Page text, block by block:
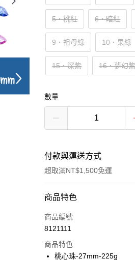
5．桃紅 6．暗紅
9．祖母綠 10．果綠
15．深紫 16．夢幻
數量
付款與運送方式
超取滿NT$1,500免運
付款方式
信用卡一次付款
Apple Pay
商品特色
商品編號
8121111
商品特色
桃心珠-27mm-225g